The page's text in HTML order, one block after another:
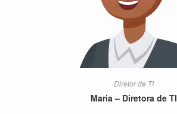
Diretor de TI
Maria – Diretora de TI